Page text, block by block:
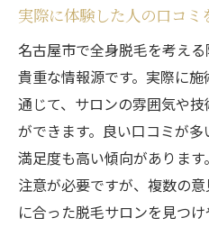
実際に体験した人の口コミ
名古屋市で全身脱毛を考え
貴重な情報源です。実際に
通じて、サロンの雰囲気や
ができます。良い口コミが多
満足度も高い傾向がありま
注意が必要ですが、複数の
に合った脱毛サロンを見つ